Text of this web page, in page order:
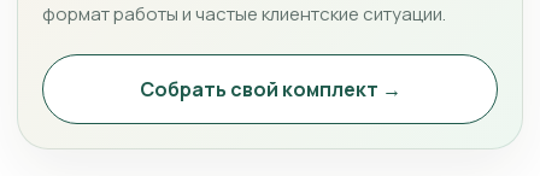
формат работы и частые клиентские ситуации.
Собрать свой комплект →